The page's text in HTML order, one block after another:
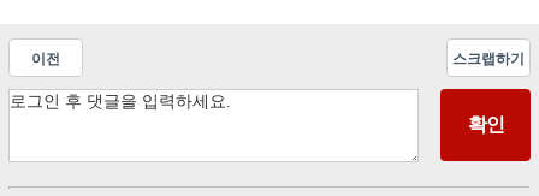
이전 스크랩하기